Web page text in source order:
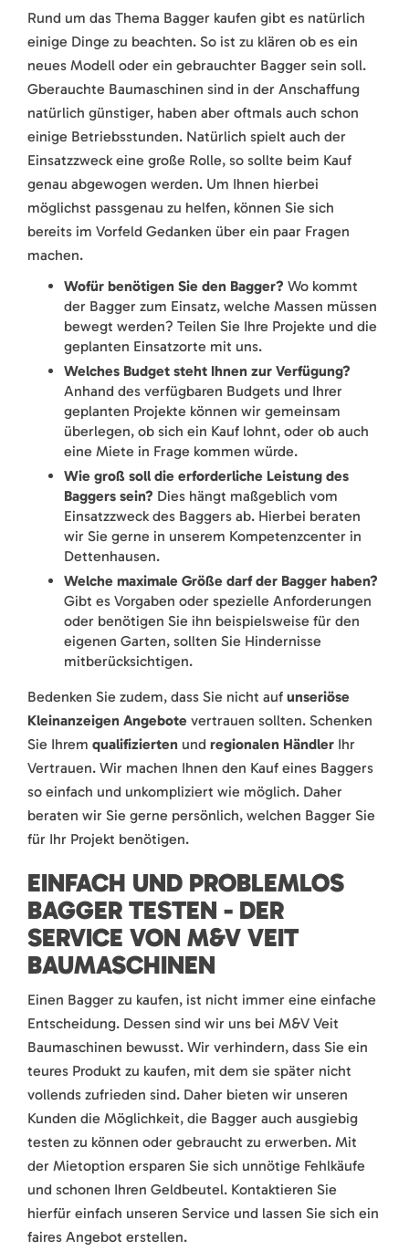
Rund um das Thema Bagger kaufen gibt es natürlich
einige Dinge zu beachten. So ist zu klären ob es ein
neues Modell oder ein gebrauchter Bagger sein soll.
Gberauchte Baumaschinen sind in der Anschaffung
natürlich günstiger, haben aber oftmals auch schon
einige Betriebsstunden. Natürlich spielt auch der
Einsatzzweck eine große Rolle, so sollte beim Kauf
genau abgewogen werden. Um Ihnen hierbei
möglichst passgenau zu helfen, können Sie sich
bereits im Vorfeld Gedanken über ein paar Fragen
machen.
Wofür benötigen Sie den Bagger? Wo kommt
der Bagger zum Einsatz, welche Massen müssen
bewegt werden? Teilen Sie Ihre Projekte und die
geplanten Einsatzorte mit uns.
Welches Budget steht Ihnen zur Verfügung?
Anhand des verfügbaren Budgets und Ihrer
geplanten Projekte können wir gemeinsam
überlegen, ob sich ein Kauf lohnt, oder ob auch
eine Miete in Frage kommen würde.
Wie groß soll die erforderliche Leistung des
Baggers sein? Dies hängt maßgeblich vom
Einsatzzweck des Baggers ab. Hierbei beraten
wir Sie gerne in unserem Kompetenzcenter in
Dettenhausen.
Welche maximale Größe darf der Bagger haben?
Gibt es Vorgaben oder spezielle Anforderungen
oder benötigen Sie ihn beispielsweise für den
eigenen Garten, sollten Sie Hindernisse
mitberücksichtigen.
Bedenken Sie zudem, dass Sie nicht auf unseriöse
Kleinanzeigen Angebote vertrauen sollten. Schenken
Sie Ihrem qualifizierten und regionalen Händler Ihr
Vertrauen. Wir machen Ihnen den Kauf eines Baggers
so einfach und unkompliziert wie möglich. Daher
beraten wir Sie gerne persönlich, welchen Bagger Sie
für Ihr Projekt benötigen.
EINFACH UND PROBLEMLOS
BAGGER TESTEN - DER
SERVICE VON M&V VEIT
BAUMASCHINEN
Einen Bagger zu kaufen, ist nicht immer eine einfache
Entscheidung. Dessen sind wir uns bei M&V Veit
Baumaschinen bewusst. Wir verhindern, dass Sie ein
teures Produkt zu kaufen, mit dem sie später nicht
vollends zufrieden sind. Daher bieten wir unseren
Kunden die Möglichkeit, die Bagger auch ausgiebig
testen zu können oder gebraucht zu erwerben. Mit
der Mietoption ersparen Sie sich unnötige Fehlkäufe
und schonen Ihren Geldbeutel. Kontaktieren Sie
hierfür einfach unseren Service und lassen Sie sich ein
faires Angebot erstellen.